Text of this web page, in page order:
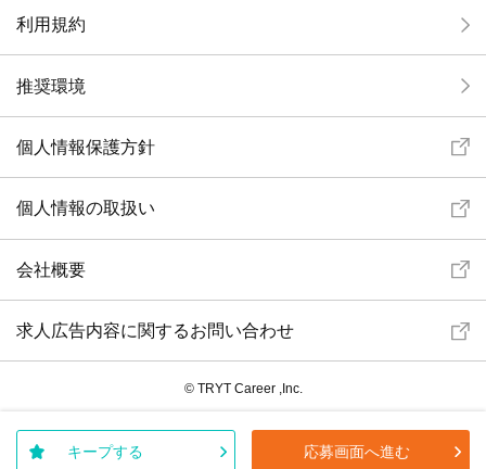
キープする 応募画面へ進む
利用規約
推奨環境
個人情報保護方針
個人情報の取扱い
会社概要
求人広告内容に関するお問い合わせ
© TRYT Career ,Inc.